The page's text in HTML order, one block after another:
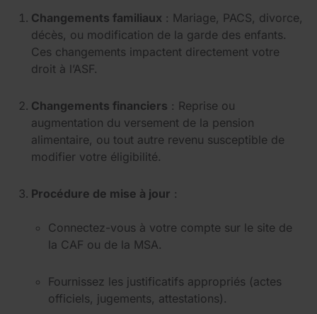
Changements familiaux : Mariage, PACS, divorce,
décès, ou modification de la garde des enfants.
Ces changements impactent directement votre
droit à l’ASF.
Changements financiers : Reprise ou
augmentation du versement de la pension
alimentaire, ou tout autre revenu susceptible de
modifier votre éligibilité.
Procédure de mise à jour :
Connectez-vous à votre compte sur le site de
la CAF ou de la MSA.
Fournissez les justificatifs appropriés (actes
officiels, jugements, attestations).